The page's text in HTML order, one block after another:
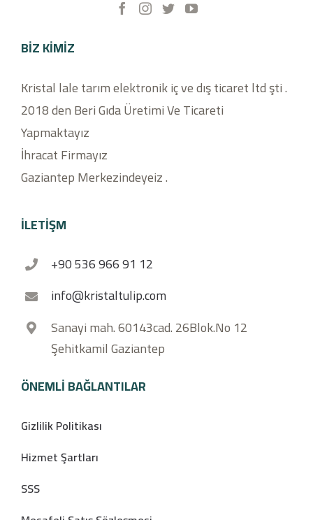
BIZ KIMIZ
Kristal lale tarım elektronik iç ve dış ticaret ltd şti .
2018 den Beri Gıda Üretimi Ve Ticareti
Yapmaktayız
İhracat Firmayız
Gaziantep Merkezindeyeiz .
İLETİŞM
+90 536 966 91 12
info@kristaltulip.com
Sanayi mah. 60143cad. 26Blok.No 12
Şehitkamil Gaziantep
ÖNEMLI BAĞLANTILAR
Gizlilik Politikası
Hizmet Şartları
SSS